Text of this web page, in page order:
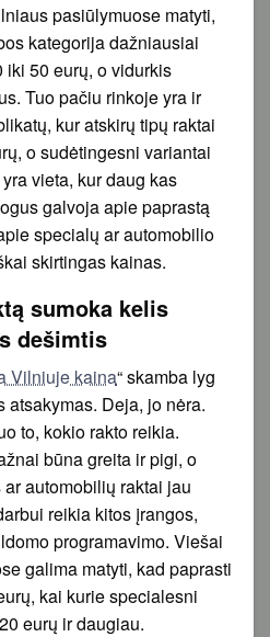
pasiūlymuose matyti,
kategorija dažniausiai
50 eurų, o vidurkis
Tuo pačiu rinkoje yra ir
kur atskirų tipų raktai
o sudėtingesni variantai
vieta, kur daug kas
galvoja apie paprastą
specialų ar automobilio
skirtingas kainas.
sumoka kelis
dešimtis
Vilniuje kaina“ skamba lyg
atsakymas. Deja, jo nėra.
to, kokio rakto reikia.
būna greita ir pigi, o
automobilių raktai jau
reikia kitos įrangos,
programavimo. Viešai
galima matyti, kad paprasti
kai kurie specialesni
eurų ir daugiau.